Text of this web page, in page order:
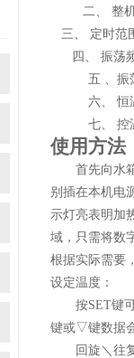
二、 整
三、 定时范
四、 振荡
五 、振
六、 恒
七、 控
使用方法
首先向水
别插在本机电
示灯亮表明加
域，只需将数
根据实际需要
设定温度：
按SET键
键或▽键数据
回旋＼往